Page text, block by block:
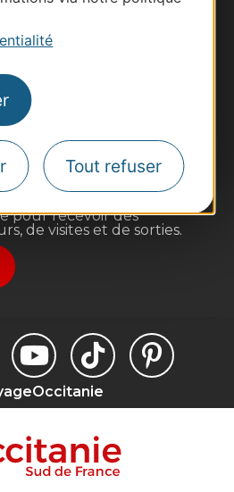
Tout refuser
d'information
pour recevoir des
de visites et de sorties.